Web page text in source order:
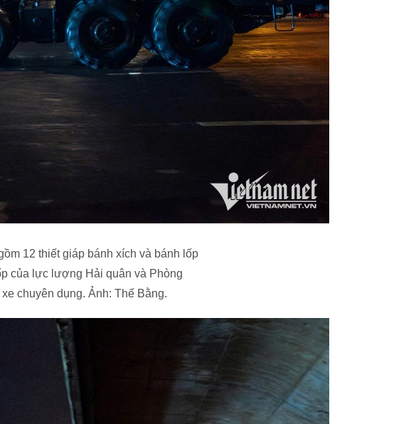
12 thiết giáp bánh xích và bánh lốp
của lực lượng Hải quân và Phòng
chuyên dụng. Ảnh: Thế Bằng.